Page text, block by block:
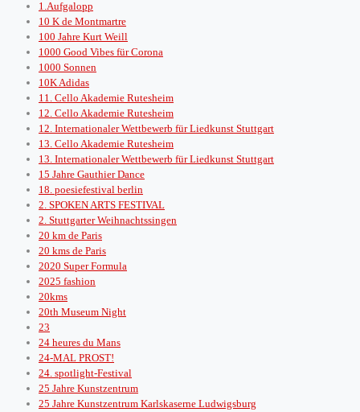
1.Aufgalopp
10 K de Montmartre
100 Jahre Kurt Weill
1000 Good Vibes für Corona
1000 Sonnen
10K Adidas
11. Cello Akademie Rutesheim
12. Cello Akademie Rutesheim
12. Internationaler Wettbewerb für Liedkunst Stuttgart
13. Cello Akademie Rutesheim
13. Internationaler Wettbewerb für Liedkunst Stuttgart
15 Jahre Gauthier Dance
18. poesiefestival berlin
2. SPOKEN ARTS FESTIVAL
2. Stuttgarter Weihnachtssingen
20 km de Paris
20 kms de Paris
2020 Super Formula
2025 fashion
20kms
20th Museum Night
23
24 heures du Mans
24-MAL PROST!
24. spotlight-Festival
25 Jahre Kunstzentrum
25 Jahre Kunstzentrum Karlskaserne Ludwigsburg